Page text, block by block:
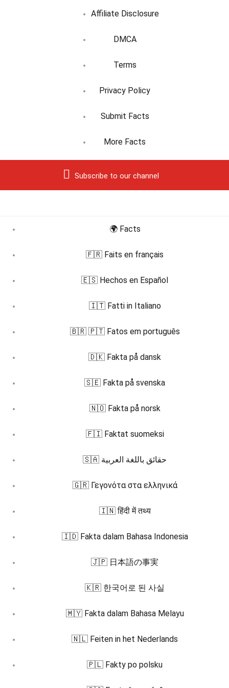
Affiliate Disclosure
DMCA
Terms
Privacy Policy
Submit Facts
More Facts
Subscribe to our channel
🌍 Facts
🇫🇷 Faits en français
🇪🇸 Hechos en Español
🇮🇹 Fatti in Italiano
🇧🇷 🇵🇹 Fatos em português
🇩🇰 Fakta på dansk
🇸🇪 Fakta på svenska
🇳🇴 Fakta på norsk
🇫🇮 Faktat suomeksi
🇸🇦 حقائق باللغة العربية
🇬🇷 Γεγονότα στα ελληνικά
🇮🇳 हिंदी में तथ्य
🇮🇩 Fakta dalam Bahasa Indonesia
🇯🇵 日本語の事実
🇰🇷 한국어로 된 사실
🇲🇾 Fakta dalam Bahasa Melayu
🇳🇱 Feiten in het Nederlands
🇵🇱 Fakty po polsku